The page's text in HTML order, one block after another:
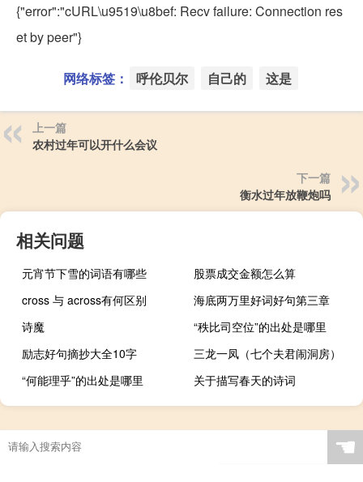
{"error":"cURL\u9519\u8bef: Recv failure: Connection res
et by peer"}
网络标签： 呼伦贝尔 自己的 这是
上一篇
农村过年可以开什么会议
下一篇
衡水过年放鞭炮吗
相关问题
元宵节下雪的词语有哪些
股票成交金额怎么算
cross 与 across有何区别
海底两万里好词好句第三章
诗魔
“秩比司空位”的出处是哪里
励志好句摘抄大全10字
三龙一凤（七个夫君闹洞房）
“何能理乎”的出处是哪里
关于描写春天的诗词
☚